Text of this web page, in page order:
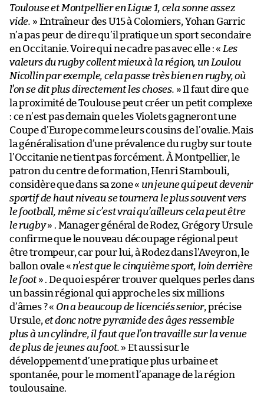
Toulouse et Montpellier en Ligue 1, cela sonne assez
vide. » Entraîneur des U15 à Colomiers, Yohan Garric
n’a pas peur de dire qu’il pratique un sport secondaire
en Occitanie. Voire qui ne cadre pas avec elle : « Les
valeurs du rugby collent mieux à la région, un Loulou
Nicollin par exemple, cela passe très bien en rugby, où
l’on se dit plus directement les choses. » Il faut dire que
la proximité de Toulouse peut créer un petit complexe
: ce n’est pas demain que les Violets gagneront une
Coupe d’Europe comme leurs cousins de l’ovalie. Mais
la généralisation d’une prévalence du rugby sur toute
l’Occitanie ne tient pas forcément. À Montpellier, le
patron du centre de formation, Henri Stambouli,
considère que dans sa zone « un jeune qui peut devenir
sportif de haut niveau se tournera le plus souvent vers
le football, même si c’est vrai qu’ailleurs cela peut être
le rugby» . Manager général de Rodez, Grégory Ursule
confirme que le nouveau découpage régional peut
être trompeur, car pour lui, à Rodez dans l’Aveyron, le
ballon ovale « n’est que le cinquième sport, loin derrière
le foot» . De quoi espérer trouver quelques perles dans
un bassin régional qui approche les six millions
d’âmes ? « On a beaucoup de licenciés senior, précise
Ursule, et donc notre pyramide des âges ressemble
plus à un cylindre, il faut que l’on travaille sur la venue
de plus de jeunes au foot. » Et aussi sur le
développement d’une pratique plus urbaine et
spontanée, pour le moment l’apanage de la région
toulousaine.